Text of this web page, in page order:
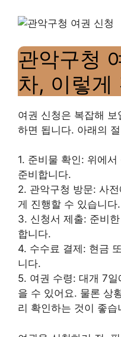
관악구청
차, 이렇게
여권 신청은 복잡해
하면 됩니다. 아래의
1. 준비물 확인: 위에
준비합니다.
2. 관악구청 방문: 사
게 진행할 수 있습니다.
3. 신청서 제출: 준비
합니다.
4. 수수료 결제: 현금
니다.
5. 여권 수령: 대개 7
을 수 있어요. 물론 상
리 확인하는 것이 좋습